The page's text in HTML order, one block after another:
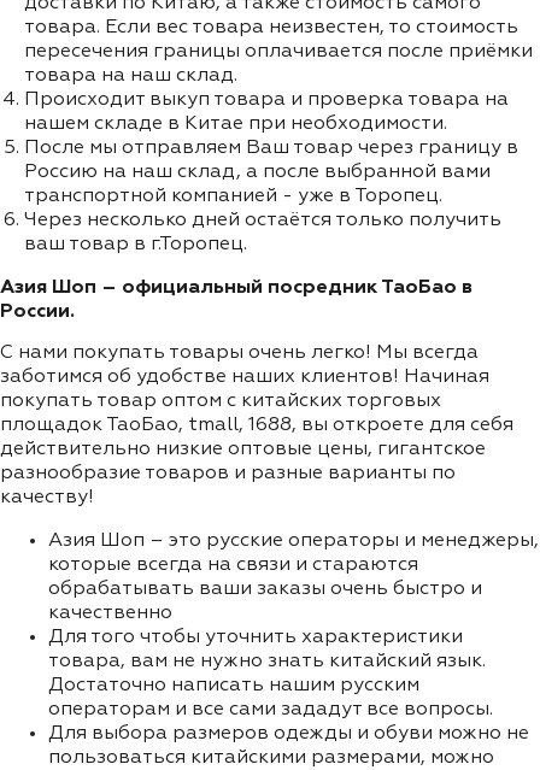
товара. Если вес товара неизвестен, то стоимость
пересечения границы оплачивается после приёмки
товара на наш склад.
Происходит выкуп товара и проверка товара на
нашем складе в Китае при необходимости.
После мы отправляем Ваш товар через границу в
Россию на наш склад, а после выбранной вами
транспортной компанией - уже в Торопец.
Через несколько дней остаётся только получить
ваш товар в г.Торопец.
Азия Шоп – официальный посредник ТаоБао в
России.
С нами покупать товары очень легко! Мы всегда
заботимся об удобстве наших клиентов! Начиная
покупать товар оптом с китайских торговых
площадок ТаоБао, tmall, 1688, вы откроете для себя
действительно низкие оптовые цены, гигантское
разнообразие товаров и разные варианты по
качеству!
Азия Шоп – это русские операторы и менеджеры,
которые всегда на связи и стараются
обрабатывать ваши заказы очень быстро и
качественно
Для того чтобы уточнить характеристики
товара, вам не нужно знать китайский язык.
Достаточно написать нашим русским
операторам и все сами зададут все вопросы.
Для выбора размеров одежды и обуви можно не
пользоваться китайскими размерами, можно